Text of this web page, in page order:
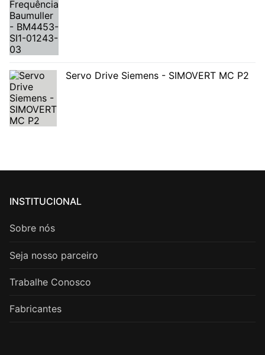
Servo Drive Siemens - SIMOVERT MC P2
INSTITUCIONAL
Sobre nós
Seja nosso parceiro
Trabalhe Conosco
Fabricantes